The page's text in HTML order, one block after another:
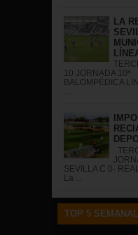
LA
10 JORNADA 10ª
BALOMPÉDICA
SEVILLA C 0-
La ...
TOP 5 SEMANAL